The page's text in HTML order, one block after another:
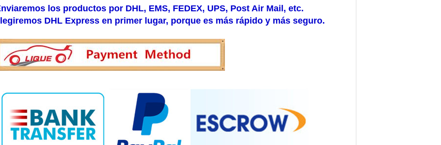
los productos por DHL, EMS, FEDEX, UPS, Post Air Mail, etc.
DHL Express en primer lugar, porque es más rápido y más seguro.